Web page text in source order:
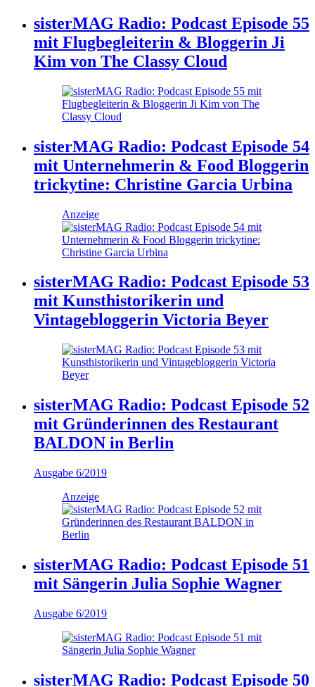
sisterMAG Radio: Podcast Episode 55
mit Flugbegleiterin & Bloggerin Ji
Kim von The Classy Cloud
sisterMAG Radio: Podcast Episode 54
mit Unternehmerin & Food Bloggerin
trickytine: Christine Garcia Urbina
Anzeige
sisterMAG Radio: Podcast Episode 53
mit Kunsthistorikerin und
Vintagebloggerin Victoria Beyer
sisterMAG Radio: Podcast Episode 52
mit Gründerinnen des Restaurant
BALDON in Berlin
Ausgabe 6/2019
Anzeige
sisterMAG Radio: Podcast Episode 51
mit Sängerin Julia Sophie Wagner
Ausgabe 6/2019
sisterMAG Radio: Podcast Episode 50